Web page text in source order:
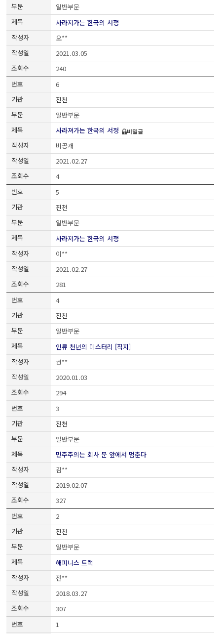
일반부문
사라져가는 한국의 서정
오**
2021.03.05
240
6
진천
일반부문
사라져가는 한국의 서정
비밀글
비공개
2021.02.27
4
5
진천
일반부문
사라져가는 한국의 서정
이**
2021.02.27
281
4
진천
일반부문
인류 천년의 미스터리 [직지]
권**
2020.01.03
294
3
진천
일반부문
민주주의는 회사 문 앞에서 멈춘다
김**
2019.02.07
327
2
진천
일반부문
해피니스 트랙
전**
2018.03.27
307
1